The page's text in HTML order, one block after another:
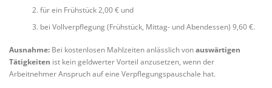
für ein Frühstück 2,00 € und
bei Vollverpflegung (Frühstück, Mittag- und Abendessen) 9,60 €.
Ausnahme: Bei kostenlosen Mahlzeiten anlässlich vonauswärtigen
Tätigkeiten ist kein geldwerter Vorteil anzusetzen, wenn der
Arbeitnehmer Anspruch auf eine Verpflegungspauschale hat.